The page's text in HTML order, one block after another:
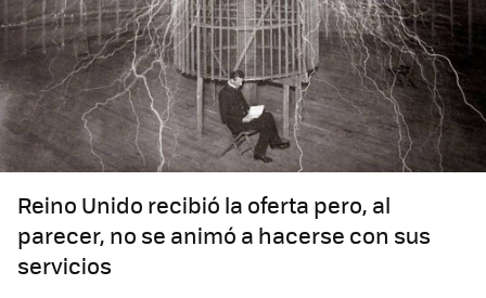
Reino Unido recibió la oferta pero, al
parecer, no se animó a hacerse con sus
servicios